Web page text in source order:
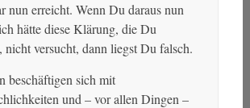
nun erreicht. Wenn Du daraus nun
hätte diese Klärung, die Du
nicht versucht, dann liegst Du falsch.
beschäftigen sich mit
und – vor allen Dingen –